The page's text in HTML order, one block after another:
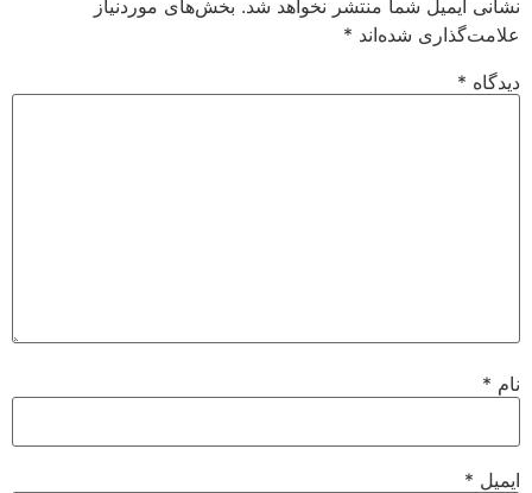
نشانی ایمیل شما منتشر نخواهد شد. بخش‌های موردنیاز
علامت‌گذاری شده‌اند *
دیدگاه *
نام *
ایمیل *